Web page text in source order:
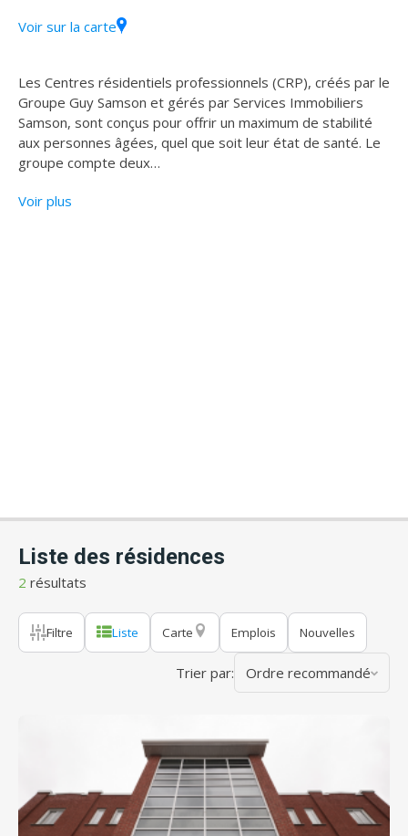
Voir sur la carte
Les Centres résidentiels professionnels (CRP), créés par le
Groupe Guy Samson et gérés par Services Immobiliers
Samson, sont conçus pour offrir un maximum de stabilité
aux personnes âgées, quel que soit leur état de santé. Le
groupe compte deux…
Voir plus
Liste des résidences
2 résultats
Filtre Liste Carte Emplois Nouvelles
Trier par: Ordre recommandé